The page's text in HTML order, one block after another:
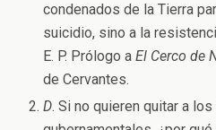
condenados de la Tierra
suicidio, sino a la
E. P. Prólogo aEl Cerco de
de Cervantes.
D. Si no quieren quitar a